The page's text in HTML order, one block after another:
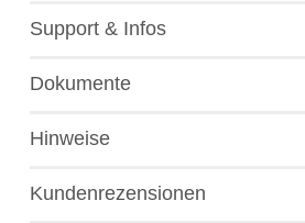
Support & Infos
Dokumente
Hinweise
Kundenrezensionen